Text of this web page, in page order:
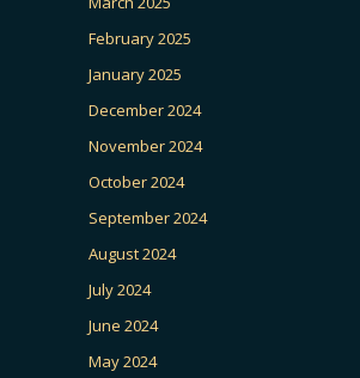
February 2025
January 2025
December 2024
November 2024
October 2024
September 2024
August 2024
July 2024
June 2024
May 2024